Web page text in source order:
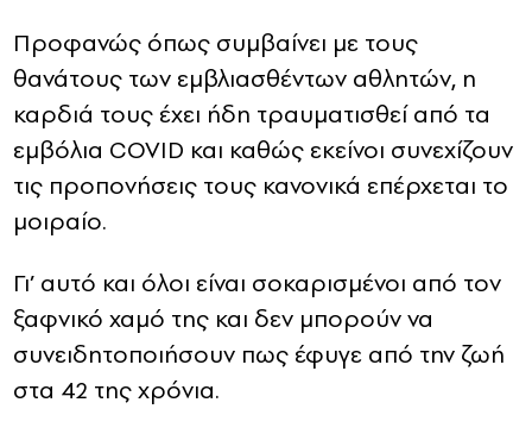
Προφανώς όπως συμβαίνει με τους
θανάτους των εμβλιασθέντων αθλητών, η
καρδιά τους έχει ήδη τραυματισθεί από τα
εμβόλια COVID και καθώς εκείνοι συνεχίζουν
τις προπονήσεις τους κανονικά επέρχεται το
μοιραίο.
Γι’ αυτό και όλοι είναι σοκαρισμένοι από τον
ξαφνικό χαμό της και δεν μπορούν να
συνειδητοποιήσουν πως έφυγε από την ζωή
στα 42 της χρόνια.